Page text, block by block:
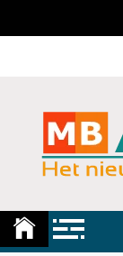
e
t